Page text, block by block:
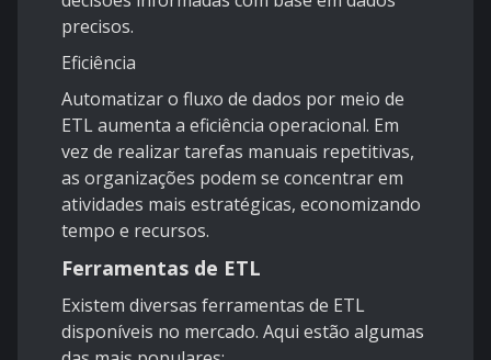
precisos.
Eficiência
Automatizar o fluxo de dados por meio de
ETL aumenta a eficiência operacional. Em
vez de realizar tarefas manuais repetitivas,
as organizações podem se concentrar em
atividades mais estratégicas, economizando
tempo e recursos.
Ferramentas de ETL
Existem diversas ferramentas de ETL
disponíveis no mercado. Aqui estão algumas